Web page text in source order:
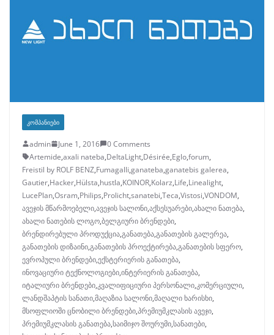
ᲙᲝᲛᲞᲐᲜᲘᲔᲑᲘ
admin June 1, 2016
0 Comments
Artemide,axali nateba,DeltaLight,Désirée,Eglo,forum,
Freistil by ROLF BENZ,Fumagalli,ganateba,ganatebis galerea,
Gautier,Hacker,Hülsta,hustla,KOINOR,Kolarz,Life,Linealight,
LucePlan,Osram,Philips,Prolicht,sanatebi,Teca,Vistosi,VONDOM,
ავეჯის მწარმოებელი,ავეჯის სალონი,აქსესუარები,ახალი ნათება,
ახალი ნათების ლოგო,ბელგიური ბრენდები,
ბრენდირებული პროდუქცია,განათება,განათების გალერეა,
განათების დიზაინი,განათების პროექტირება,განათების სფერო,
ევროპული ბრენდები,ექსტერიერის განათება,
ინოვაციური ტექნოლოგიები,ინტერიერის განათება,
იტალიური ბრენდები,კვალიფიციური პერსონალი,კომერციული,
ლანდშაპტის სანათი,მაღაზია სალონი,მაღალი ხარისხი,
მსოფლიოში ცნობილი ბრენდები,პრემიუმკლასის ავეჯი,
პრემიუმკლასის განათება,საიმიჯო შოურუმი,სანათები,